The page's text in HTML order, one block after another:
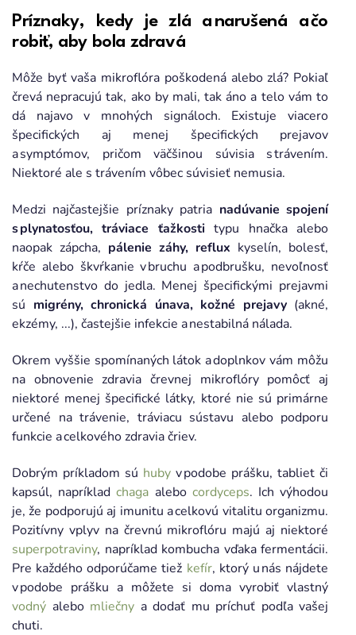
Príznaky, kedy je zlá a narušená a čo
robiť, aby bola zdravá
Môže byť vaša mikroflóra poškodená alebo zlá? Pokiaľ
črevá nepracujú tak, ako by mali, tak áno a telo vám to
dá najavo v mnohých signáloch. Existuje viacero
špecifických aj menej špecifických prejavov
a symptómov, pričom väčšinou súvisia s trávením.
Niektoré ale s trávením vôbec súvisieť nemusia.
Medzi najčastejšie príznaky patria nadúvanie spojení
s plynatosťou, tráviace ťažkostitypu hnačka alebo
naopak zápcha, pálenie záhy, reflux kyselín, bolesť,
kŕče alebo škvŕkanie v bruchu a podbrušku, nevoľnosť
a nechutenstvo do jedla. Menej špecifickými prejavmi
sú migrény, chronická únava, kožné prejavy(akné,
ekzémy, ...), častejšie infekcie a nestabilná nálada.
Okrem vyššie spomínaných látok a doplnkov vám môžu
na obnovenie zdravia črevnej mikroflóry pomôcť aj
niektoré menej špecifické látky, ktoré nie sú primárne
určené na trávenie, tráviacu sústavu alebo podporu
funkcie a celkového zdravia čriev.
Dobrým príkladom sú huby v podobe prášku, tabliet či
kapsúl, napríkladchaga alebo cordyceps. Ich výhodou
je, že podporujú aj imunitu a celkovú vitalitu organizmu.
Pozitívny vplyv na črevnú mikroflóru majú aj niektoré
superpotraviny, napríklad kombucha vďaka fermentácii.
Pre každého odporúčame tiež kefír, ktorý u nás nájdete
v podobe prášku a môžete si doma vyrobiť vlastný
vodný alebomliečny a dodať mu príchuť podľa vašej
chuti.